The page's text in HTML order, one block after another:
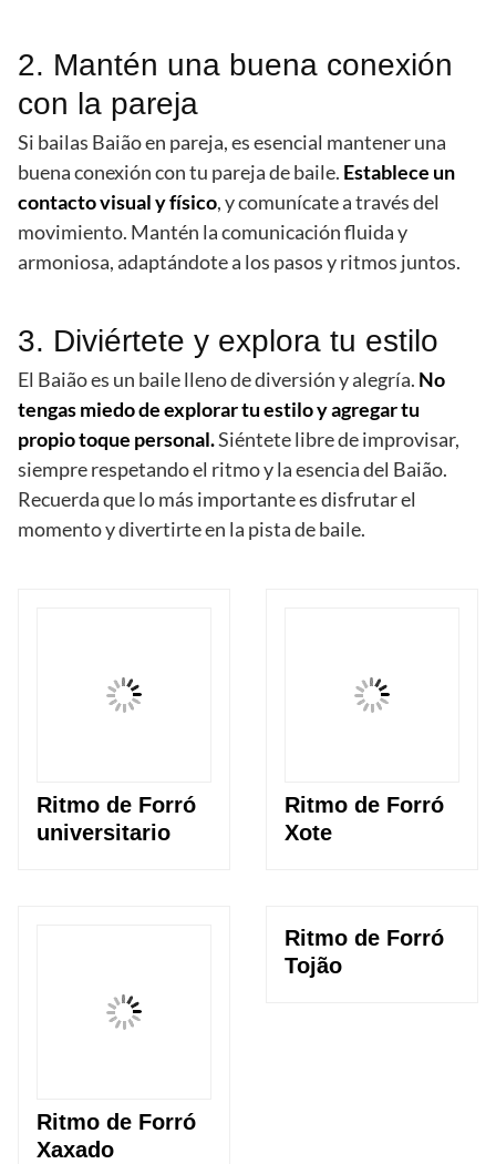
2. Mantén una buena conexión
con la pareja
Si bailas Baião en pareja, es esencial mantener una
buena conexión con tu pareja de baile. Establece un
contacto visual y físico, y comunícate a través del
movimiento. Mantén la comunicación fluida y
armoniosa, adaptándote a los pasos y ritmos juntos.
3. Diviértete y explora tu estilo
El Baião es un baile lleno de diversión y alegría. No
tengas miedo de explorar tu estilo y agregar tu
propio toque personal.Siéntete libre de improvisar,
siempre respetando el ritmo y la esencia del Baião.
Recuerda que lo más importante es disfrutar el
momento y divertirte en la pista de baile.
Ritmo de Forró
universitario
Ritmo de Forró
Xote
Ritmo de Forró
Xaxado
Ritmo de Forró
Tojão